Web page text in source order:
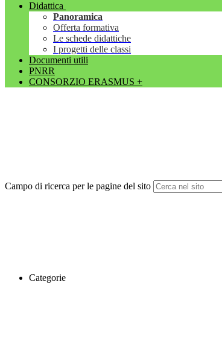
Didattica
Panoramica
Offerta formativa
Le schede didattiche
I progetti delle classi
Documenti utili
PNRR
CONSORZIO ERASMUS +
Campo di ricerca per le pagine del sito
Categorie